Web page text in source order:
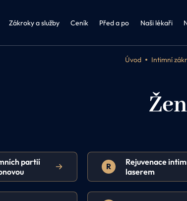
Liberec
Zákroky a služby
Kosmetika Biologique Recherche
CeníkKosmetika Biologique
Před a po Naši lékaři
Úvod Intimní
partií
R
Rejuvenace
laserem